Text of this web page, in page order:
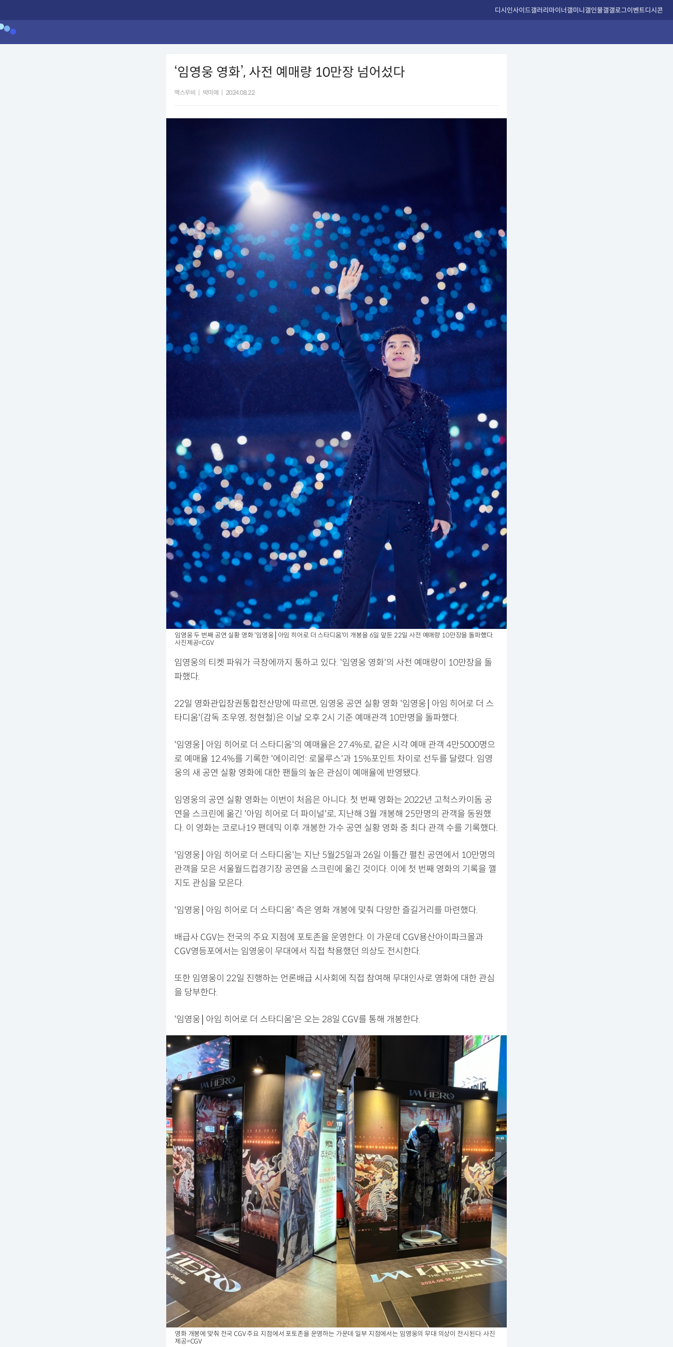
디시인사이드갤러리마이너갤미니갤인물갤갤로그이벤트디시콘
‘임영웅 영화’, 사전 예매량 10만장 넘어섰다
맥스무비 박미애 2024.08.22
임영웅 두 번째 공연 실황 영화 '임영웅│아임 히어로 더 스타디움'이 개봉을 6일 앞둔 22일 사전 예매량 10만장을 돌파했다.
사진제공=CGV
임영웅의 티켓 파워가 극장에까지 통하고 있다. '임영웅 영화'의 사전 예매량이 10만장을 돌
파했다.
22일 영화관입장권통합전산망에 따르면, 임영웅 공연 실황 영화 '임영웅│아임 히어로 더 스
타디움'(감독 조우영, 정현철)은 이날 오후 2시 기준 예매관객 10만명을 돌파했다.
'임영웅│아임 히어로 더 스타디움'의 예매율은 27.4%로, 같은 시각 예매 관객 4만5000명으
로 예매율 12.4%를 기록한 '에이리언: 로물루스'과 15%포인트 차이로 선두를 달렸다. 임영
웅의 새 공연 실황 영화에 대한 팬들의 높은 관심이 예매율에 반영됐다.
임영웅의 공연 실황 영화는 이번이 처음은 아니다. 첫 번째 영화는 2022년 고척스카이돔 공
연을 스크린에 옮긴 '아임 히어로 더 파이널'로, 지난해 3월 개봉해 25만명의 관객을 동원했
다. 이 영화는 코로나19 팬데믹 이후 개봉한 가수 공연 실황 영화 중 최다 관객 수를 기록했다.
'임영웅│아임 히어로 더 스타디움'는 지난 5월25일과 26일 이틀간 펼친 공연에서 10만명의
관객을 모은 서울월드컵경기장 공연을 스크린에 옮긴 것이다. 이에 첫 번째 영화의 기록을 깰
지도 관심을 모은다.
'임영웅│아임 히어로 더 스타디움' 측은 영화 개봉에 맞춰 다양한 즐길거리를 마련했다.
배급사 CGV는 전국의 주요 지점에 포토존을 운영한다. 이 가운데 CGV용산아이파크몰과
CGV영등포에서는 임영웅이 무대에서 직접 착용했던 의상도 전시한다.
또한 임영웅이 22일 진행하는 언론배급 시사회에 직접 참여해 무대인사로 영화에 대한 관심
을 당부한다.
'임영웅│아임 히어로 더 스타디움'은 오는 28일 CGV를 통해 개봉한다.
영화 개봉에 맞춰 전국 CGV 주요 지점에서 포토존을 운영하는 가운데 일부 지점에서는 임영웅의 무대 의상이 전시된다. 사진
제공=CGV